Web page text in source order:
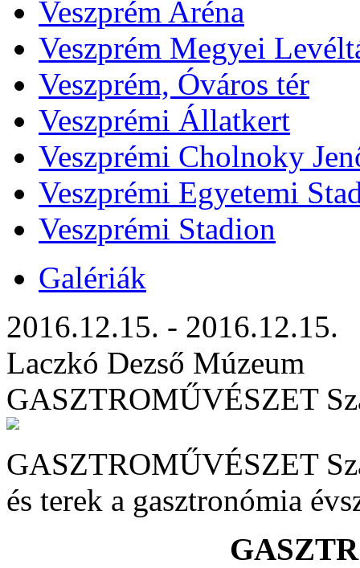
Veszprém Aréna
Veszprém Megyei
Veszprém, Óváros tér
Veszprémi Állatkert
Veszprémi Cholnoky
Veszprémi Egyetemi
Veszprémi Stadion
Galériák
2016.12.15. - 2016.12.15.
Laczkó Dezső Múzeum
GASZTROMŰVÉSZET
GASZTROMŰVÉSZET
és terek a gasztronómia